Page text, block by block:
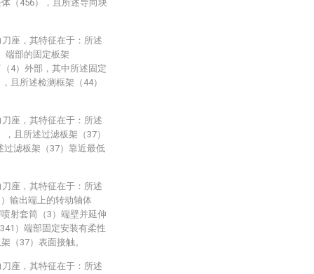
（456），且所述导向块
座，其特征在于：所述
端部的固定板架
4）外部，其中所述固定
且所述检测框架（44）
座，其特征在于：所述
且所述过滤板架（37）
过滤板架（37）靠近最低
座，其特征在于：所述
输出端上的转动轴体
射套筒（3）端壁并延伸
）端部固定安装有柔性
（37）表面接触。
座，其特征在于：所述